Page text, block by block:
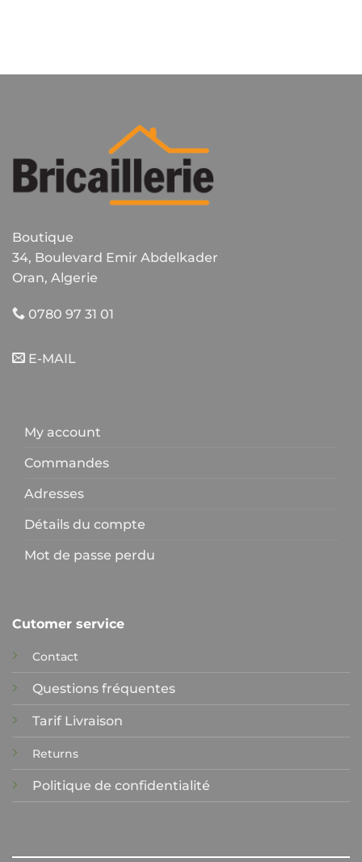
Boutique
34, Boulevard Emir Abdelkader
Oran, Algerie
0780 97 31 01
E-MAIL
My account
Commandes
Adresses
Détails du compte
Mot de passe perdu
Cutomer service
Contact
Questions fréquentes
Tarif Livraison
Returns
Politique de confidentialité